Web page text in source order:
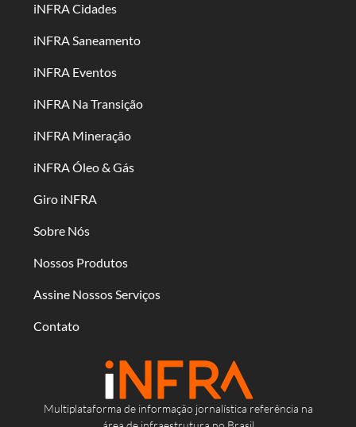
Multiplataforma de informação jornalística referência na
iNFRA Cidades
iNFRA Saneamento
iNFRA Eventos
iNFRA Na Transição
iNFRA Mineração
iNFRA Óleo & Gás
Giro iNFRA
Sobre Nós
Nossos Produtos
Assine Nossos Serviços
Contato